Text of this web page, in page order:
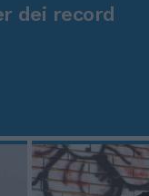
dei record